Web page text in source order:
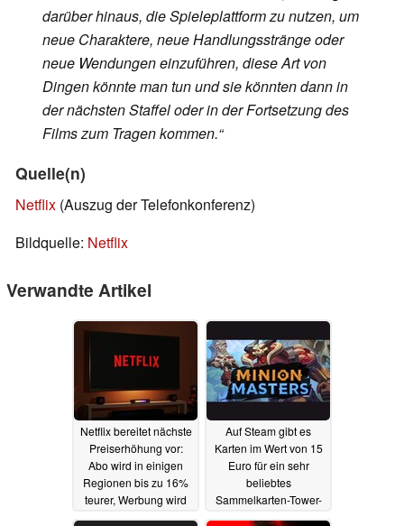
darüber hinaus, die Spieleplattform zu nutzen, um
neue Charaktere, neue Handlungsstränge oder
neue Wendungen einzuführen, diese Art von
Dingen könnte man tun und sie könnten dann in
der nächsten Staffel oder in der Fortsetzung des
Films zum Tragen kommen.“
Quelle(n)
Netflix (Auszug der Telefonkonferenz)
Bildquelle: Netflix
Verwandte Artikel
Netflix bereitet nächste
Preiserhöhung vor:
Abo wird in einigen
Regionen bis zu 16%
teurer, Werbung wird
forciert22.01.2025
Auf Steam gibt es
Karten im Wert von 15
Euro für ein sehr
beliebtes
Sammelkarten-Tower-
Defense geschenkt